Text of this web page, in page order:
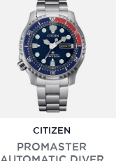
CITIZEN
PROMASTER